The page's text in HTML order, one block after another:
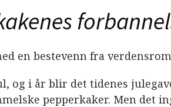
en bestevenn fra
og i år blir det tidenes
pepperkaker. Men det